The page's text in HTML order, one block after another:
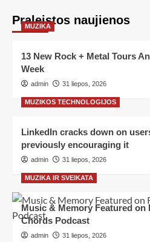
Praleistos naujienos
MUZIKA
13 New Rock + Metal Tours
Week
admin 31 liepos, 2026
MUZIKOS TECHNOLOGIJOS
LinkedIn cracks down on
previously encouraging it
admin 31 liepos, 2026
MUZIKA IR SVEIKATA
Music & Memory Featured on
Chords Podcast
admin 31 liepos, 2026